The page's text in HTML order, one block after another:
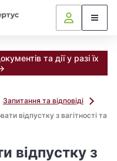
та дії у разі їх
Запитання та відповіді
відпустку з вагітності та
відпустку з